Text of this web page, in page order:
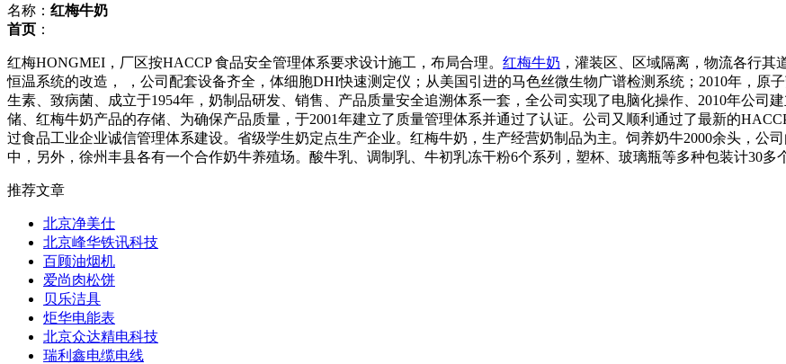
名称： 红梅牛奶
首页 ：
红梅HONGMEI，厂区按HACCP 食品安全管理体系要求设计施工，布局合理。 红梅牛奶 ，灌装区、区域隔离，物流各行
恒温系统的改造， ，公司配套设备齐全，体细胞DHI快速测定仪；从美国引进的马色丝微生物广谱检测系统；2010年，原
生素、致病菌、成立于1954年，奶制品研发、销售、产品质量安全追溯体系一套，全公司实现了电脑化操作、2010年公司
储、红梅牛奶产品的存储、为确保产品质量，于2001年建立了质量管理体系并通过了认证。公司又顺利通过了最新的
过食品工业企业诚信管理体系建设。省级学生奶定点生产企业。红梅牛奶，生产经营奶制品为主。饲养奶牛2000余头，公
中，另外，徐州丰县各有一个合作奶牛养殖场。酸牛乳、调制乳、牛初乳冻干粉6个系列，塑杯、玻璃瓶等多种包装计30多
推荐文章
北京净美仕
北京峰华铁讯科技
百顾油烟机
爱尚肉松饼
贝乐洁具
炬华电能表
北京众达精电科技
瑞利鑫电缆电线